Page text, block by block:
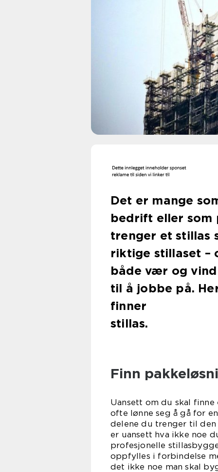
Det er mange
bedrift eller som
trenger et stillas
riktige stillaset –
både vær og
til å jobbe på.
finner
stillas.
Finn
Uansett om du skal
ofte lønne seg å gå for
delene du trenger til
er uansett hva ikke noe
profesjonelle
oppfylles i forbindelse
det ikke noe man skal